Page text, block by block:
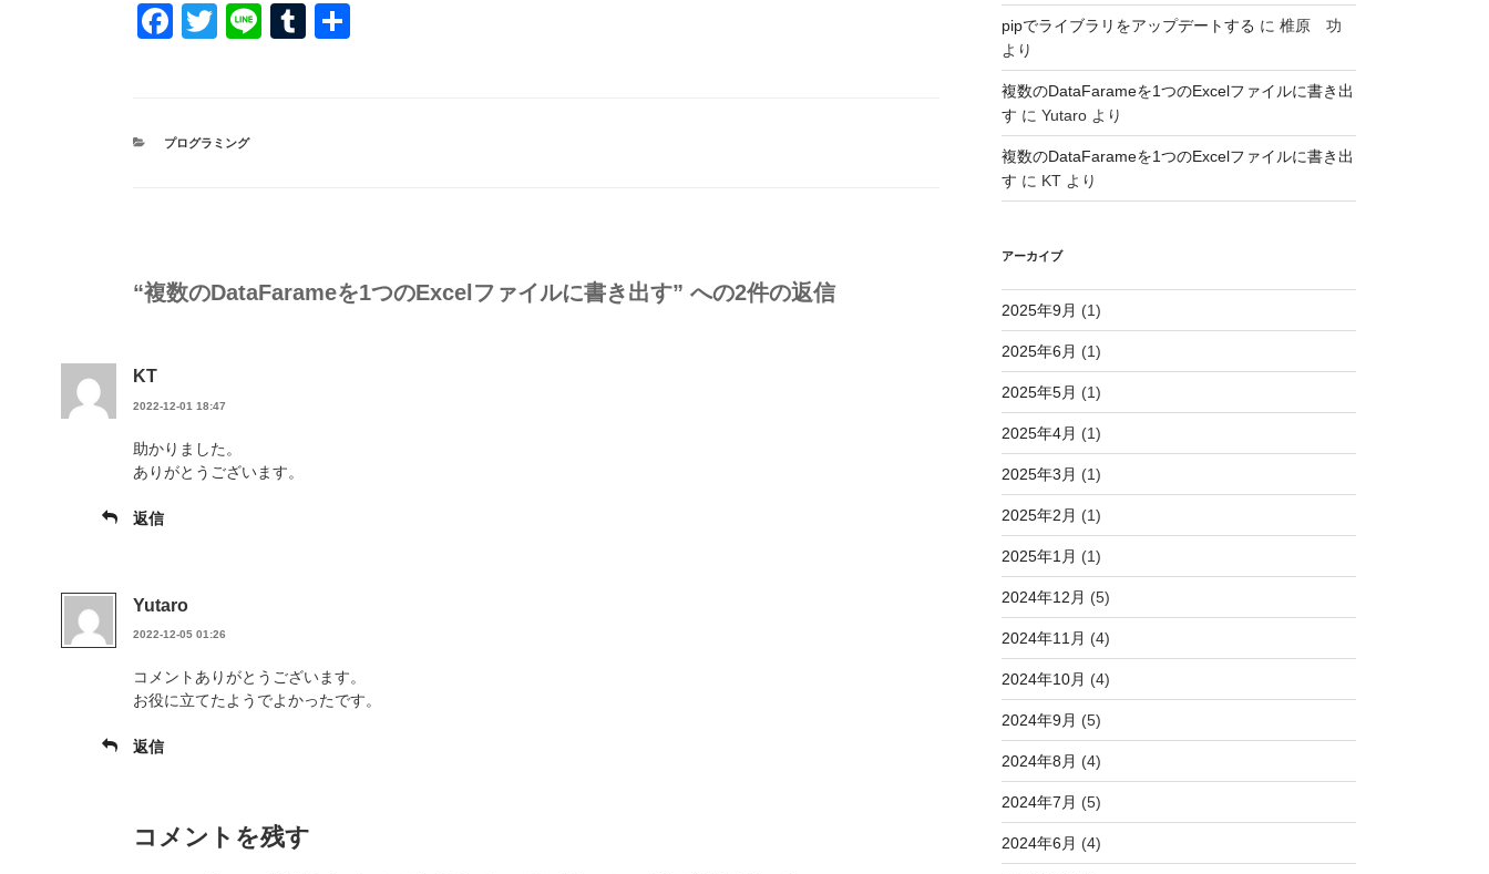
F
e
b
T
er
Li
T
カ
プログラミング
“複数のDataFarameを1つのExcelファイルに書き出す” への2件の返信
KT
2022-12-01 18:47
助かりました。
ありがとうございます。
返信
Yutaro
2022-12-05 01:26
コメントありがとうございます。
お役に立てたようでよかったです。
返信
コメントを残す
pipでライブラリをアップデートする に 椎原 功
より
複数のDataFarameを1つのExcelファイルに書き出
す に Yutaroより
複数のDataFarameを1つのExcelファイルに書き出
す に KTより
アーカイブ
2025年9月 (1)
2025年6月 (1)
2025年5月 (1)
2025年4月 (1)
2025年3月 (1)
2025年2月 (1)
2025年1月 (1)
2024年12月 (5)
2024年11月 (4)
2024年10月 (4)
2024年9月 (5)
2024年8月 (4)
2024年7月 (5)
2024年6月 (4)